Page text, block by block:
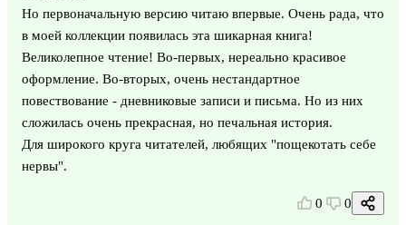
Но первоначальную версию читаю впервые. Очень рада, что
в моей коллекции появилась эта шикарная книга!
Великолепное чтение! Во-первых, нереально красивое
оформление. Во-вторых, очень нестандартное
повествование - дневниковые записи и письма. Но из них
сложилась очень прекрасная, но печальная история.
Для широкого круга читателей, любящих "пощекотать себе
нервы".
0 0